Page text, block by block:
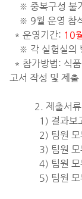
※ 중복구성 불
※ 9월 운영 참
* 운영기간: 10
※ 각 실험실의
* 참가방법: 식
고서 작성 및 제출
2. 제출서류
1) 결과보
2) 팀원 모
3) 팀원
4) 팀원 모
5) 팀원